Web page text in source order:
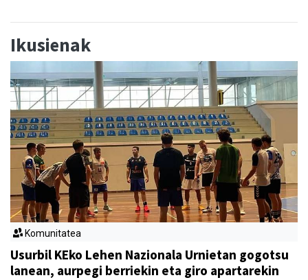
Ikusienak
Komunitatea
Usurbil KEko Lehen Nazionala Urnietan gogotsu
lanean, aurpegi berriekin eta giro apartarekin